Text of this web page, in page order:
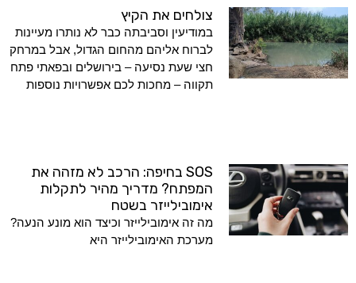
צולחים את הקיץ
במודיעין וסביבתה כבר לא נותרו מעיינות
לברוח אליהם מהחום הגדול, אבל במרחק
חצי שעת נסיעה – בירושלים ובפאתי פתח
תקווה – מחכות לכם אפשרויות נוספות
SOS בחיפה: הרכב לא מזהה את
המפתח? מדריך מהיר לתקלות
אימובילייזר בשטח
מה זה אימובילייזר וכיצד הוא מונע הנעה?
מערכת האימובילייזר היא